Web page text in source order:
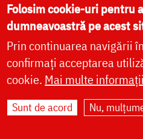
LOCURI DE
vezi mai
Folosim cookie-uri pentru
dumneavoastră pe acest
Prin continuarea navigării
confirmați acceptarea
cookie. Mai multe informații
Sunt de acord Nu,